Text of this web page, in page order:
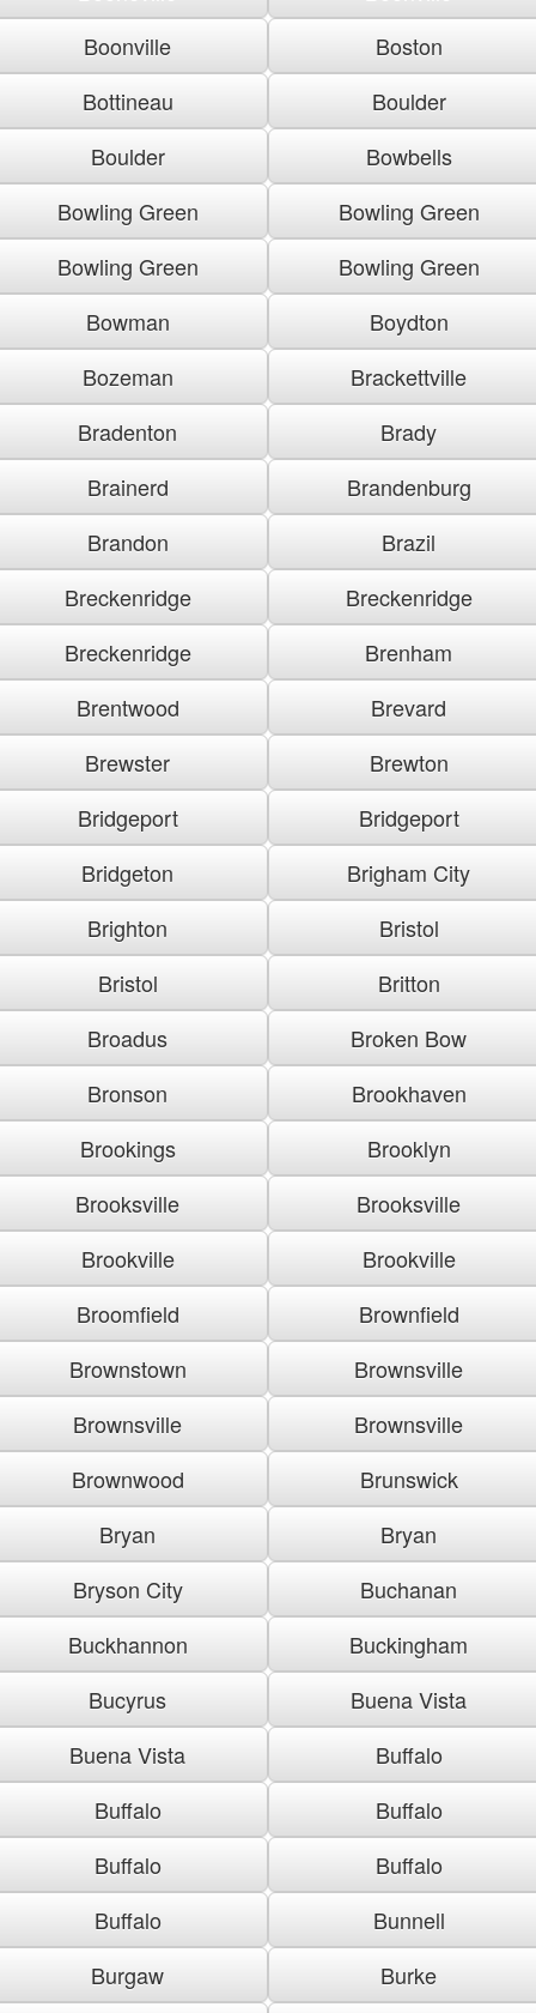
Boonville
Boston
Bottineau
Boulder
Boulder
Bowbells
Bowling Green
Bowling Green
Bowling Green
Bowling Green
Bowman
Boydton
Bozeman
Brackettville
Bradenton
Brady
Brainerd
Brandenburg
Brandon
Brazil
Breckenridge
Breckenridge
Breckenridge
Brenham
Brentwood
Brevard
Brewster
Brewton
Bridgeport
Bridgeport
Bridgeton
Brigham City
Brighton
Bristol
Bristol
Britton
Broadus
Broken Bow
Bronson
Brookhaven
Brookings
Brooklyn
Brooksville
Brooksville
Brookville
Brookville
Broomfield
Brownfield
Brownstown
Brownsville
Brownsville
Brownsville
Brownwood
Brunswick
Bryan
Bryan
Bryson City
Buchanan
Buckhannon
Buckingham
Bucyrus
Buena Vista
Buena Vista
Buffalo
Buffalo
Buffalo
Buffalo
Buffalo
Buffalo
Bunnell
Burgaw
Burke